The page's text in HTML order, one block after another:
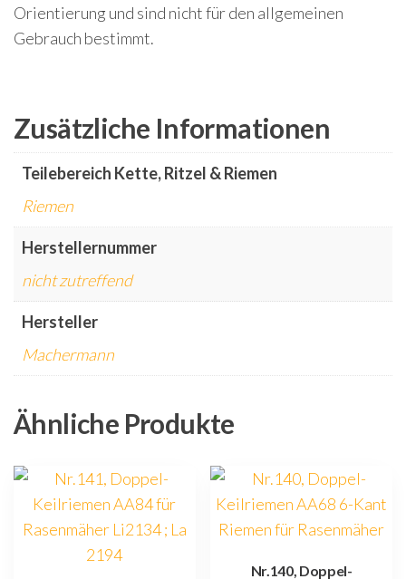
Orientierung und sind nicht für den allgemeinen
Gebrauch bestimmt.
Zusätzliche Informationen
Teilebereich Kette, Ritzel & Riemen
Riemen
Herstellernummer
nicht zutreffend
Hersteller
Machermann
Ähnliche Produkte
Nr.140, Doppel-